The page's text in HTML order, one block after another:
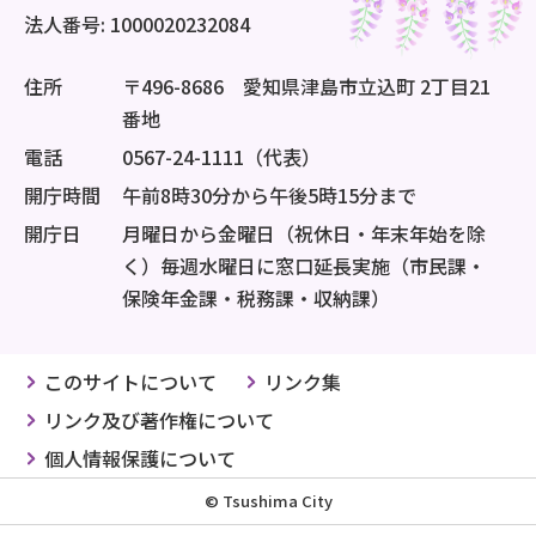
法人番号: 1000020232084
住所
〒496-8686 愛知県津島市立込町 2丁目21
番地
電話
0567-24-1111（代表）
開庁時間
午前8時30分から午後5時15分まで
開庁日
月曜日から金曜日（祝休日・年末年始を除
く）毎週水曜日に窓口延長実施（市民課・
保険年金課・税務課・収納課）
このサイトについて
リンク集
リンク及び著作権について
個人情報保護について
© Tsushima City